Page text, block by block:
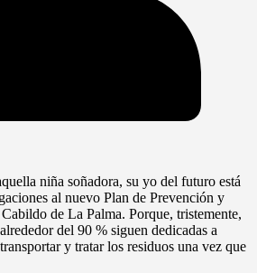
niña soñadora, su yo del futuro está
al nuevo Plan de Prevención y
de La Palma. Porque, tristemente,
del 90 % siguen dedicadas a
y tratar los residuos una vez que